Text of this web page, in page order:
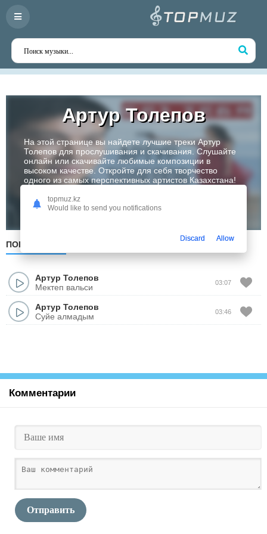
Артур Толепов
На этой странице вы найдете лучшие треки Артур
Толепов для прослушивания и скачивания. Слушайте
онлайн или скачивайте любимые композиции в
высоком качестве. Откройте для себя творчество
одного из самых перспективных артистов Казахстана!
Слушать
ПОПУЛЯРНЫЕ
Артур Толепов
Мектеп вальси
03:07
Артур Толепов
Суйе алмадым
03:46
Комментарии
Отправить
topmuz.kz
Would like to send you notifications
Discard Allow